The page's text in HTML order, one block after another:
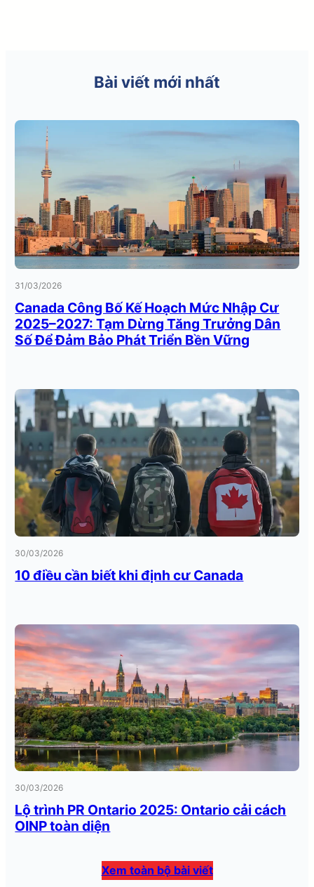
Bài viết mới nhất
31/03/2026
Canada Công Bố Kế Hoạch Mức Nhập Cư
2025–2027: Tạm Dừng Tăng Trưởng Dân
Số Để Đảm Bảo Phát Triển Bền Vững
30/03/2026
10 điều cần biết khi định cư Canada
30/03/2026
Lộ trình PR Ontario 2025: Ontario cải cách
OINP toàn diện
Xem toàn bộ bài viết